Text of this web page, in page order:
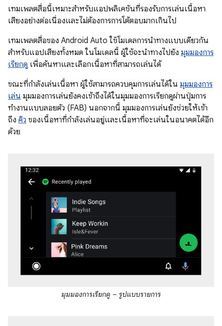
เทมเพลตสื่อนี้เหมาะสำหรับแอปพลิเคชันที่รองรับการเล่นเนื้อหา
เสียงอย่างต่อเนื่องและไม่ต้องการการโต้ตอบมากเกินไป
เทมเพลตสื่อของ Android Auto ใช้โมเดลการนำทางแบบเดียวกัน
สำหรับแอปเสียงทั้งหมด ในโมเดลนี้ ผู้ใช้จะนำทางไปยัง มุมมองการ
เรียกดู เพื่อค้นหาและเลือกเนื้อหาที่สามารถเล่นได้
ขณะที่กำลังเล่นเนื้อหา ผู้ใช้สามารถควบคุมการเล่นได้ใน มุมมองการ
เล่น มุมมองการเล่นยังคงเข้าถึงได้ในมุมมองการเรียกดูผ่านปุ่มการ
ทำงานแบบลอยตัว (FAB) นอกจากนี้ มุมมองการเล่นยังช่วยให้เข้า
ถึง คิว ของเนื้อหาที่กำลังเล่นอยู่และเนื้อหาที่จะเล่นในอนาคตได้อีก
ด้วย
มุมมองการเรียกดู – รูปแบบรายการ